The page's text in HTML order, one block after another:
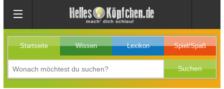
Startseite Wissen Lexikon Spiel/Spaß